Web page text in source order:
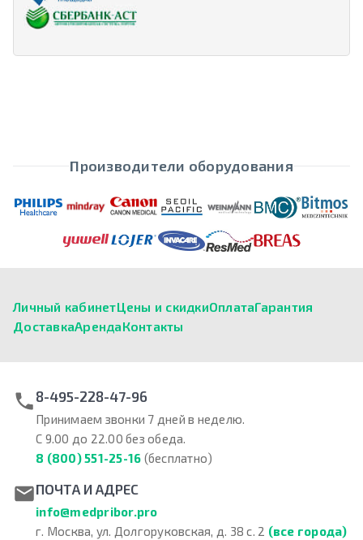
Производители оборудования
Личный кабинетЦены и скидкиОплатаГарантия
ДоставкаАрендаКонтакты
8-495-228-47-96
Принимаем звонки 7 дней в неделю.
С 9.00 до 22.00 без обеда.
8 (800) 551-25-16 (бесплатно)
ПОЧТА И АДРЕС
info@medpribor.pro
г. Москва, ул. Долгоруковская, д. 38 с. 2 (все города)